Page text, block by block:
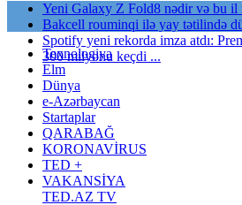
Yeni Galaxy Z Fold8 nədir və bu il
Bakcell rouminqi ilə yay tətilində
Spotify yeni rekorda imza atdı:
300 milyonu keçdi ...
Texnologiya
Elm
Dünya
e-Azərbaycan
Startaplar
QARABAĞ
KORONAVİRUS
TED +
VAKANSİYA
TED.AZ TV